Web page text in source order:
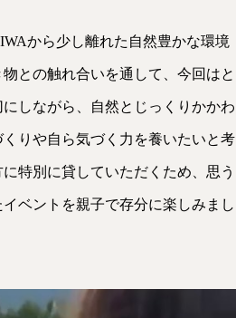
から少し離れた自然豊かな環境
との触れ合いを通して、今回はと
しながら、自然とじっくりかかわ
りや自ら気づく力を養いたいと考
特別に貸していただくため、思う
ベントを親子で存分に楽しみまし